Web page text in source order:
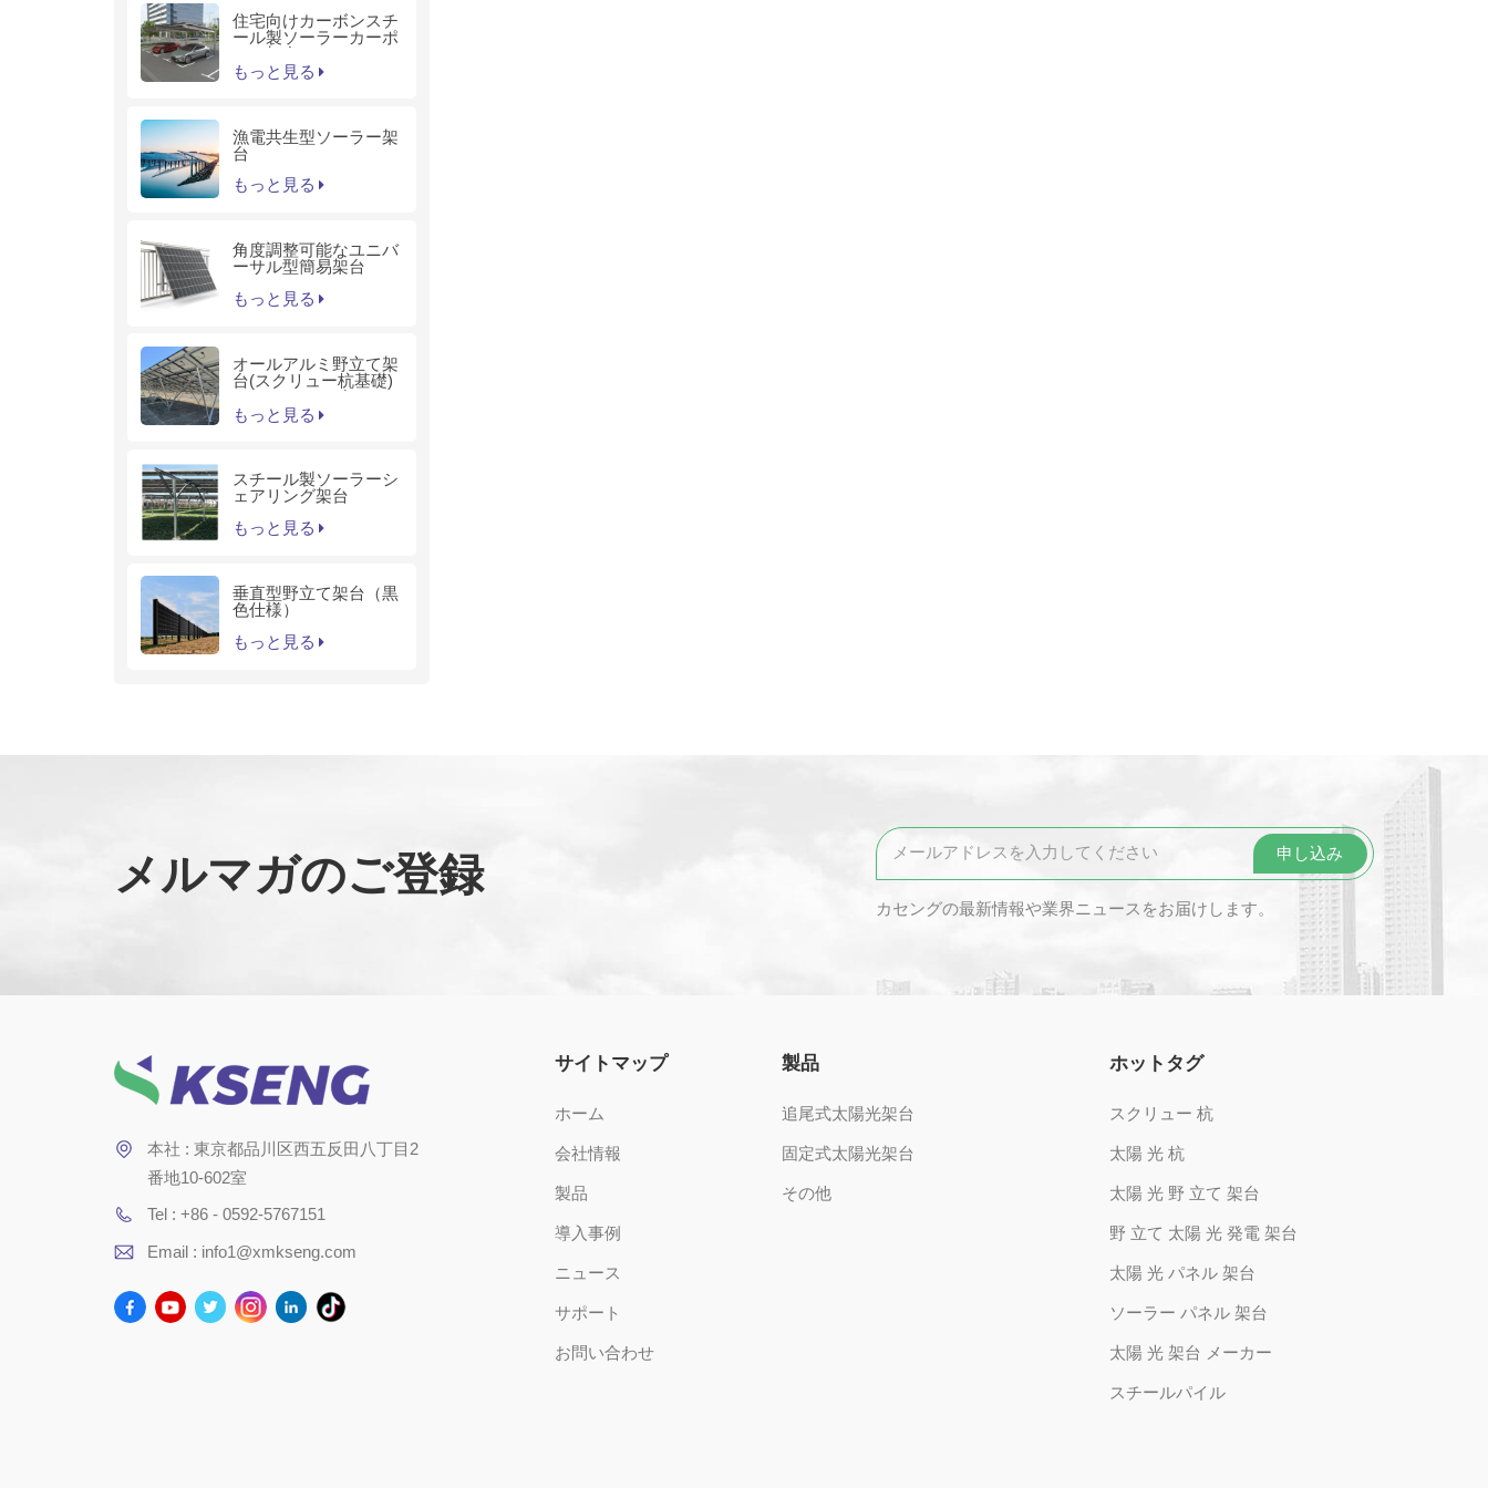
住宅向けカーボンスチ
ール製ソーラーカーポ
ート架台
もっと見る
漁電共生型ソーラー架
台
もっと見る
角度調整可能なユニバ
ーサル型簡易架台
もっと見る
オールアルミ野立て架
台(スクリュー杭基礎)
－KS1シリーズ
もっと見る
スチール製ソーラーシ
ェアリング架台
もっと見る
垂直型野立て架台（黒
色仕様）
もっと見る
メルマガのご登録
カセングの最新情報や業界ニュースをお届けします。
本社 : 東京都品川区西五反田八丁目2
番地10-602室
Tel : +86 - 0592-5767151
Email : info1@xmkseng.com
サイトマップ
ホーム
会社情報
製品
導入事例
ニュース
サポート
お問い合わせ
製品
追尾式太陽光架台
固定式太陽光架台
その他
ホットタグ
スクリュー 杭
太陽 光 杭
太陽 光 野 立て 架台
野 立て 太陽 光 発電 架台
太陽 光 パネル 架台
ソーラー パネル 架台
太陽 光 架台 メーカー
スチールパイル